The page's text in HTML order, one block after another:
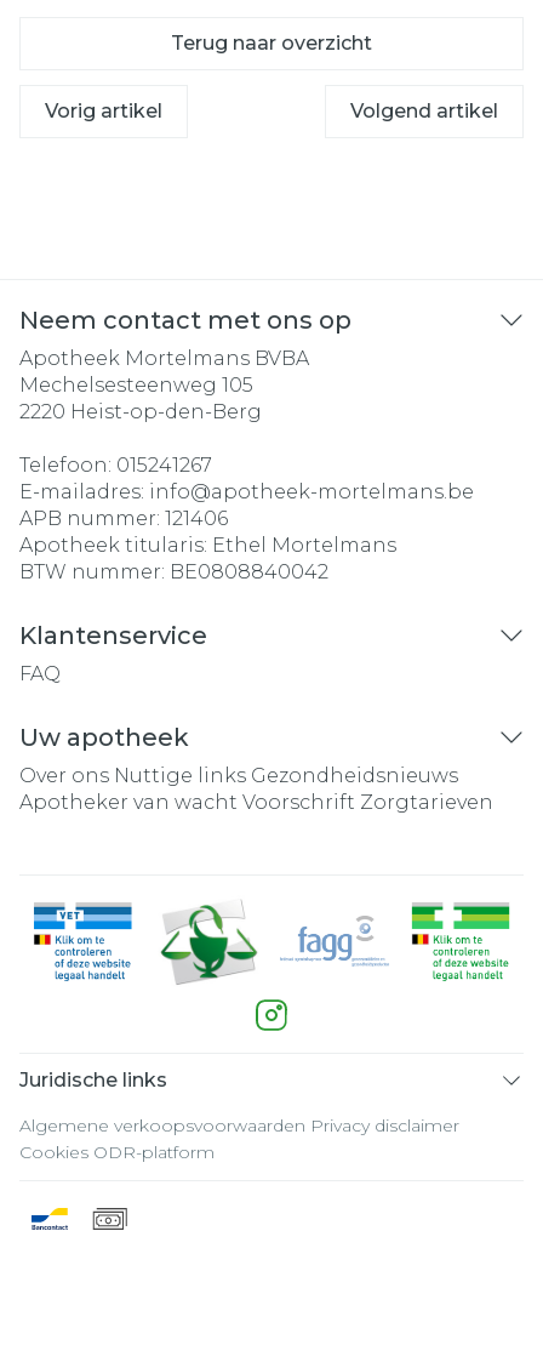
Terug naar overzicht
Vorig artikel Volgend artikel
Neem contact met ons op
Apotheek Mortelmans BVBA
Mechelsesteenweg 105
2220 Heist-op-den-Berg
Telefoon: 015241267
E-mailadres: info@apotheek-mortelmans.be
APB nummer: 121406
Apotheek titularis: Ethel Mortelmans
BTW nummer: BE0808840042
Klantenservice
FAQ
Uw apotheek
Over ons Nuttige links Gezondheidsnieuws
Apotheker van wacht Voorschrift Zorgtarieven
Juridische links
Algemene verkoopsvoorwaarden Privacy disclaimer
Cookies ODR-platform